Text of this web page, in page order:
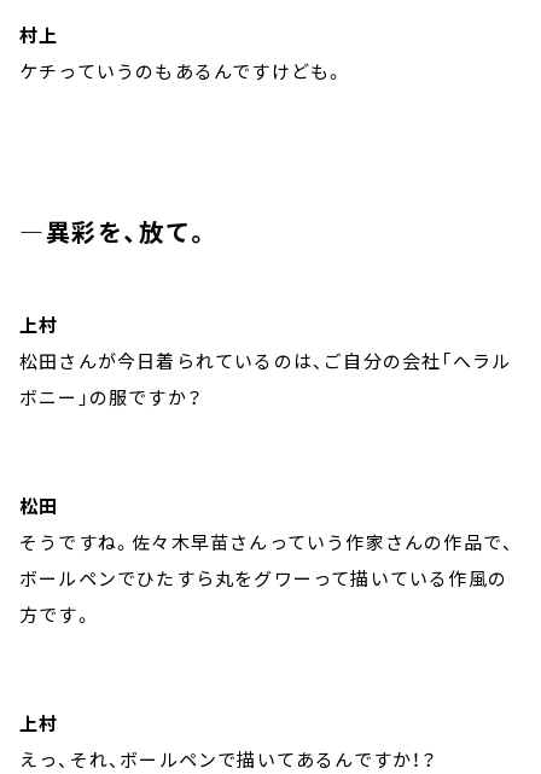
村上
ケチっていうのもあるんですけども。
―異彩を、放て。
上村
松田さんが今日着られているのは、ご自分の会社「へラル
ボニー」の服ですか？
松田
そうですね。佐々木早苗さんっていう作家さんの作品で、
ボールペンでひたすら丸をグワーって描いている作風の
方です。
上村
えっ、それ、ボールペンで描いてあるんですか！？